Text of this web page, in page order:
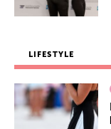
LIFESTYLE